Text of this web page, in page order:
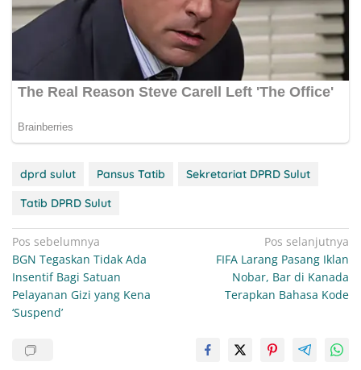
dprd sulut Pansus Tatib
Sekretariat DPRD Sulut
Tatib DPRD Sulut
Navigasi
pos
Pos sebelumnya
BGN Tegaskan Tidak Ada
Insentif Bagi Satuan
Pelayanan Gizi yang Kena
‘Suspend’
Pos selanjutnya
FIFA Larang Pasang Iklan
Nobar, Bar di Kanada
Terapkan Bahasa Kode